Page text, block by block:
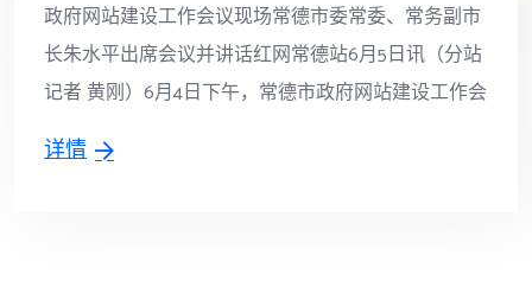
政府网站建设工作会议现场常德市委常委、常务副市
长朱水平出席会议并讲话红网常德站6月5日讯（分站
记者 黄刚）6月4日下午，常德市政府网站建设工作会
详情